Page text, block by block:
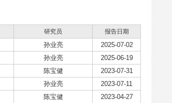
研究员 报告日期
孙业亮
2025-07-02
孙业亮
2025-06-19
陈宝健
2023-07-31
孙业亮
2023-07-11
陈宝健 2023-04-27